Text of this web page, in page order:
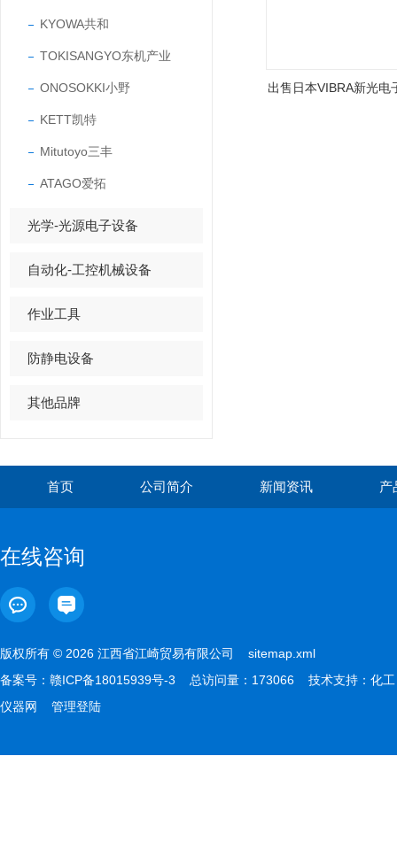
KYOWA共和
TOKISANGYO东机产业
ONOSOKKI小野
KETT凯特
Mitutoyo三丰
ATAGO爱拓
光学-光源电子设备
自动化-工控机械设备
作业工具
防静电设备
其他品牌
出售日本VIBRA新光电
首页 公司简介 新闻资讯 产
在线咨询
版权所有 © 2026 江西省江崎贸易有限公司 sitemap.xml
备案号： 赣ICP备18015939号-3 总访问量：173066 技术支持： 化工
仪器网
管理登陆